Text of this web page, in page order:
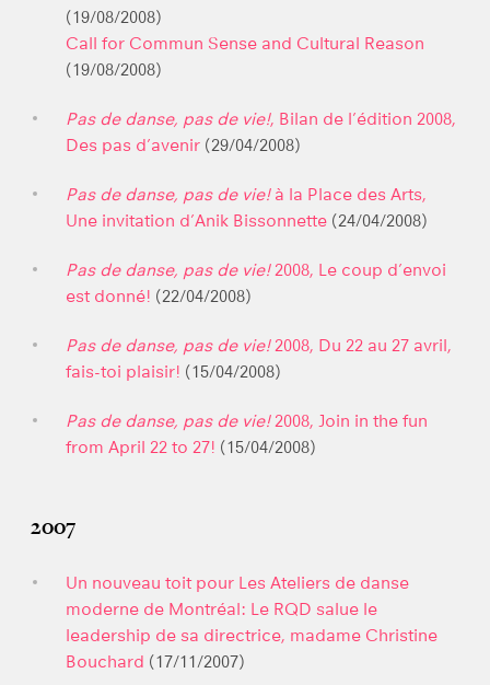
(19/08/2008)
Call for Commun Sense and Cultural Reason
(19/08/2008)
Pas de danse, pas de vie!, Bilan de l’édition 2008,
Des pas d’avenir (29/04/2008)
Pas de danse, pas de vie!à la Place des Arts,
Une invitation d’Anik Bissonnette (24/04/2008)
Pas de danse, pas de vie!2008, Le coup d’envoi
est donné! (22/04/2008)
Pas de danse, pas de vie!2008, Du 22 au 27 avril,
fais-toi plaisir! (15/04/2008)
Pas de danse, pas de vie!2008, Join in the fun
from April 22 to 27! (15/04/2008)
2007
Un nouveau toit pour Les Ateliers de danse
moderne de Montréal: Le RQD salue le
leadership de sa directrice, madame Christine
Bouchard (17/11/2007)